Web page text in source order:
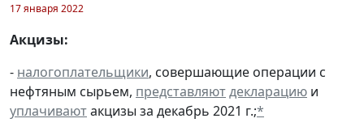
17 января 2022
Акцизы:
- налогоплательщики, совершающие операции с
нефтяным сырьем, представляютдекларацию и
уплачиваютакцизы за декабрь 2021 г.;*